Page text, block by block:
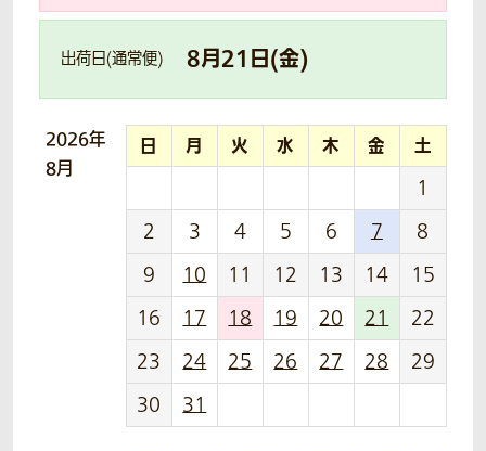
出荷日(通常便) 8月21 日(金)
2026年
8月
日 月 火 水 木 金 土
1
2
3 4 5 6 7
8
9
10 11 12 13 14
15
16
17 18 19 20 21
22
23
24 25 26 27 28
29
30
31